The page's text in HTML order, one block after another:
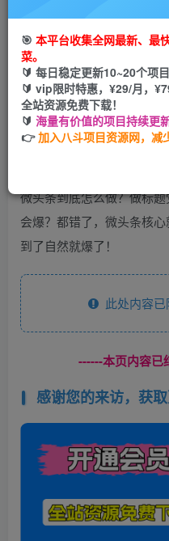
微头条到底怎么做？做标
会爆？都错了，微头条核
到了自然就爆了！
此处内容已
------本页内容已
感谢您的来访，获
🎯 本平台收集全网最新、最
菜。
🔰 每日稳定更新10~20个项
🔰 vip限时特惠，¥29/月，
全站资源免费下载！
🔰 海量有价值的项目持续更
👉加入八斗项目资源网，减